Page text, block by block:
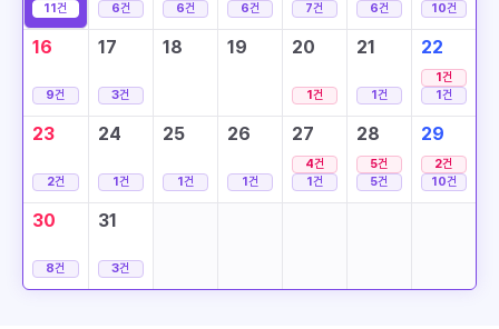
11건 6건 6건
6건 7건
6건
10건
16
9건
17
3건
18 19 20
1건
21
1건
22
1건
1건
23
2건
24
1건
25
1건
26
1건
27
4건
1건
28
5건
5건
29
2건
10건
30
8건
31
3건